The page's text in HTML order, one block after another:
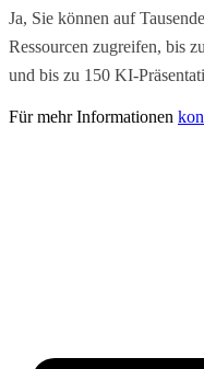
Ja, Sie können auf
Ressourcen zugreifen, bis
und bis zu 150 KI-
Für mehr Informationen